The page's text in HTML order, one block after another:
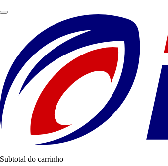
Subtotal do carrinho